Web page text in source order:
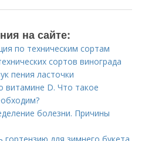
на сайте:
по техническим сортам
сортов винограда
пения ласточки
витамине D. Что такое
болезни. Причины